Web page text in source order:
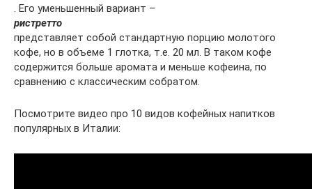
. Его уменьшенный вариант –
ристретто
представляет собой стандартную порцию молотого
кофе, но в объеме 1 глотка, т.е. 20 мл. В таком кофе
содержится больше аромата и меньше кофеина, по
сравнению с классическим собратом.
Посмотрите видео про 10 видов кофейных напитков
популярных в Италии: